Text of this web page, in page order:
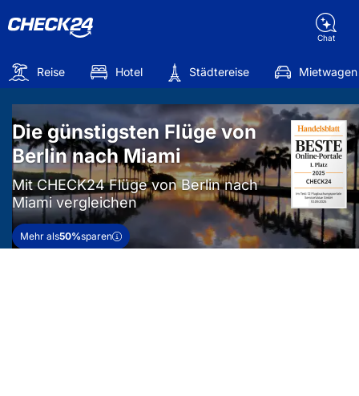
Chat
Reise Hotel Städtereise Mietwagen
Die günstigsten Flüge von
Berlin nach Miami
Mit CHECK24 Flüge von Berlin nach
Miami vergleichen
Mehr als50%sparen